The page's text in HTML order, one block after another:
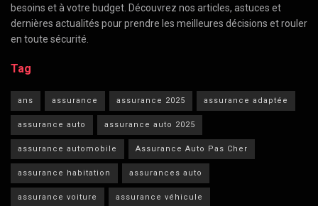
besoins et à votre budget. Découvrez nos articles, astuces et
dernières actualités pour prendre les meilleures décisions et rouler
en toute sécurité.
Tag
ans assurance assurance 2025 assurance adaptée
assurance auto assurance auto 2025
assurance automobile Assurance Auto Pas Cher
assurance habitation assurances auto
assurance voiture assurance véhicule